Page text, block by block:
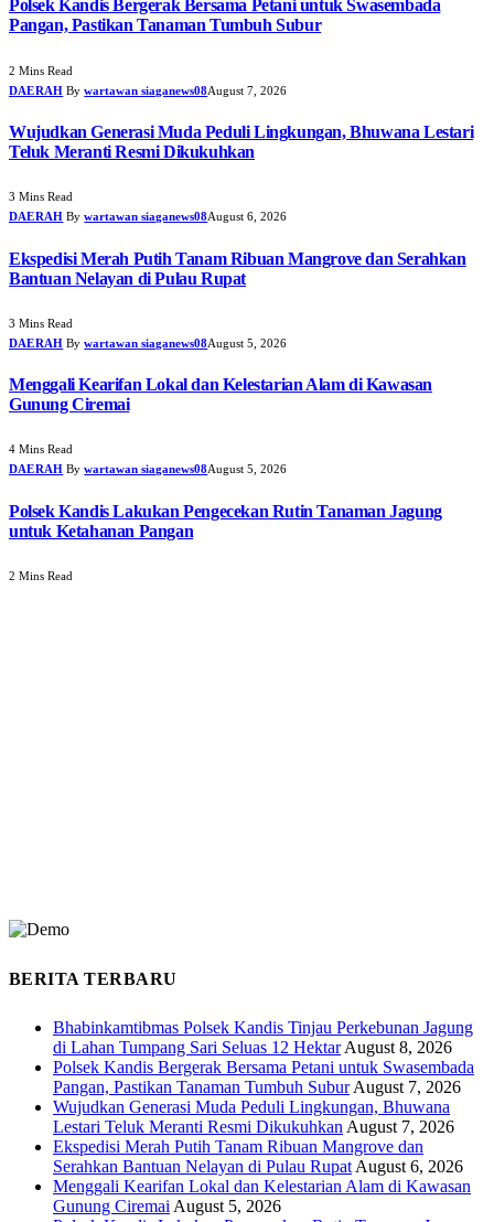
Polsek Kandis Bergerak Bersama Petani untuk Swasembada
Pangan, Pastikan Tanaman Tumbuh Subur
2 Mins Read
DAERAH By wartawan siaganews08August 7, 2026
Wujudkan Generasi Muda Peduli Lingkungan, Bhuwana Lestari
Teluk Meranti Resmi Dikukuhkan
3 Mins Read
DAERAH By wartawan siaganews08August 6, 2026
Ekspedisi Merah Putih Tanam Ribuan Mangrove dan Serahkan
Bantuan Nelayan di Pulau Rupat
3 Mins Read
DAERAH By wartawan siaganews08August 5, 2026
Menggali Kearifan Lokal dan Kelestarian Alam di Kawasan
Gunung Ciremai
4 Mins Read
DAERAH By wartawan siaganews08August 5, 2026
Polsek Kandis Lakukan Pengecekan Rutin Tanaman Jagung
untuk Ketahanan Pangan
2 Mins Read
BERITA TERBARU
Bhabinkamtibmas Polsek Kandis Tinjau Perkebunan Jagung
di Lahan Tumpang Sari Seluas 12 Hektar August 8, 2026
Polsek Kandis Bergerak Bersama Petani untuk Swasembada
Pangan, Pastikan Tanaman Tumbuh Subur August 7, 2026
Wujudkan Generasi Muda Peduli Lingkungan, Bhuwana
Lestari Teluk Meranti Resmi Dikukuhkan August 7, 2026
Ekspedisi Merah Putih Tanam Ribuan Mangrove dan
Serahkan Bantuan Nelayan di Pulau Rupat August 6, 2026
Menggali Kearifan Lokal dan Kelestarian Alam di Kawasan
Gunung Ciremai August 5, 2026